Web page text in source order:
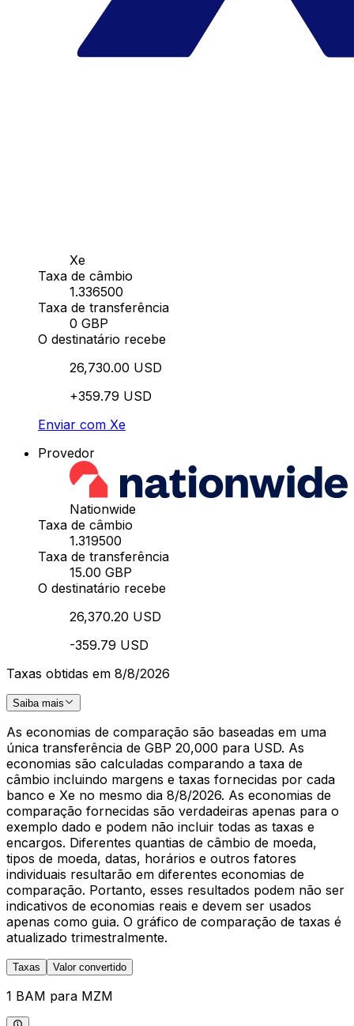
Xe
Taxa de câmbio
1.336500
Taxa de transferência
0 GBP
O destinatário recebe
26,730.00 USD
+359.79 USD
Enviar com Xe
Provedor
Nationwide
Taxa de câmbio
1.319500
Taxa de transferência
15.00 GBP
O destinatário recebe
26,370.20 USD
-359.79 USD
Taxas obtidas em 8/8/2026
Saiba mais
As economias de comparação são baseadas em uma
única transferência de GBP 20,000 para USD. As
economias são calculadas comparando a taxa de
câmbio incluindo margens e taxas fornecidas por cada
banco e Xe no mesmo dia 8/8/2026. As economias de
comparação fornecidas são verdadeiras apenas para o
exemplo dado e podem não incluir todas as taxas e
encargos. Diferentes quantias de câmbio de moeda,
tipos de moeda, datas, horários e outros fatores
individuais resultarão em diferentes economias de
comparação. Portanto, esses resultados podem não ser
indicativos de economias reais e devem ser usados
apenas como guia. O gráfico de comparação de taxas é
atualizado trimestralmente.
Taxas Valor convertido
1 BAM para MZM